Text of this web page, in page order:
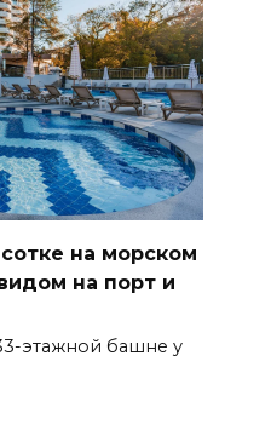
на морском
на порт и
этажной башне у